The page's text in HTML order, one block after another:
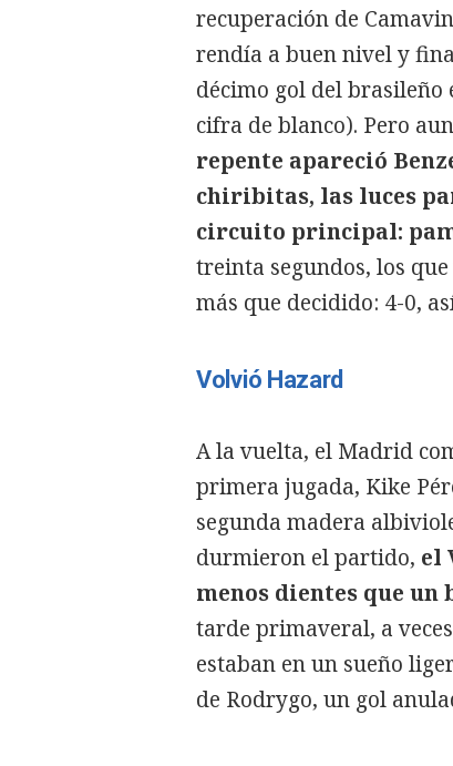
recuperación de
rendía a buen nivel y
décimo gol del brasileño
cifra de blanco). Pero
repente apareció
chiribitas, las luces
circuito principal:
treinta segundos, los
más que decidido: 4-0,
Volvió Hazard
A la vuelta, el Madrid
primera jugada, Kike
segunda madera
durmieron el partido, el
menos dientes que un
tarde primaveral, a
estaban en un sueño
de Rodrygo, un gol